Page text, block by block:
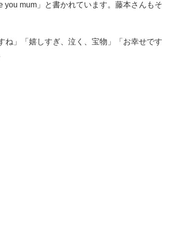
mum」と書かれています。藤本さんもそ
ね」「嬉しすぎ、泣く、宝物」「お幸せです